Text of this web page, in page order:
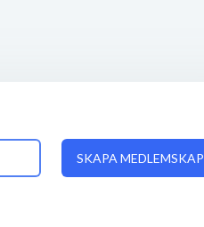
SKAPA MEDLEMSKAP